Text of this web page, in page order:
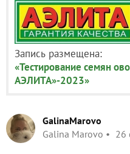
Запись размещена:
«Тестирование семян
АЭЛИТА»-2023»
GalinaMarovo
Galina Marovo
26